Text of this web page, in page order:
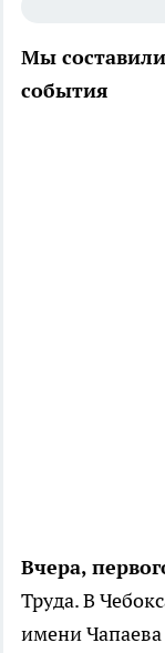
Мы
события
Вчера,
Труда. В
имени Чапаева